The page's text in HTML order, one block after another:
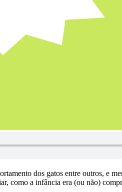
dos gatos entre outros, e
como a infância era (ou não)